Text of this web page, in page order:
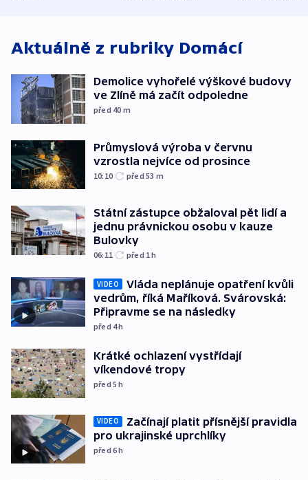
Aktuálně z rubriky Domácí
Demolice vyhořelé výškové budovy
ve Zlíně má začít odpoledne
před 40 m
Průmyslová výroba v červnu
vzrostla nejvíce od prosince
10:10 před 53 m
Státní zástupce obžaloval pět lidí a
jednu právnickou osobu v kauze
Bulovky
06:11 před 1h
VIDEO
Vláda neplánuje opatření kvůli
vedrům, říká Maříková. Svárovská:
Připravme se na následky
před 4h
Krátké ochlazení vystřídají
víkendové tropy
před 5h
VIDEO
Začínají platit přísnější pravidla
pro ukrajinské uprchlíky
před 6h